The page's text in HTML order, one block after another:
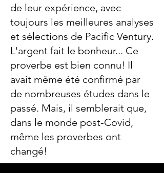
de leur expérience, avec
toujours les meilleures analyses
et sélections de Pacific Ventury.
L'argent fait le bonheur... Ce
proverbe est bien connu! Il
avait même été confirmé par
de nombreuses études dans le
passé. Mais, il semblerait que,
dans le monde post-Covid,
même les proverbes ont
changé!